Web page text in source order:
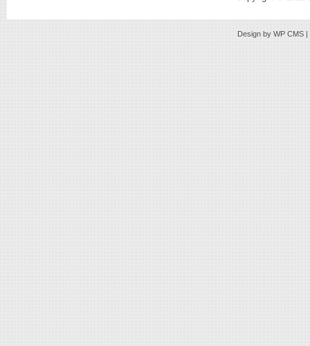
Design by WP CMS |